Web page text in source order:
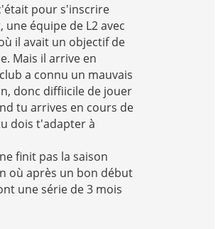
pour s'inscrire
équipe de L2 avec
il avait un objectif de
Mais il arrive en
a connu un mauvais
donc diffiicile de jouer
tu arrives en cours de
dois t'adapter à
finit pas la saison
où après un bon début
une série de 3 mois